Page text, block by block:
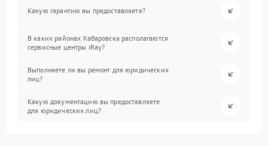
Какую гарантию вы предоставляете?
В каких районах Хабаровска располагаются
сервисные центры iRay?
Выполняете ли вы ремонт для юридических
лиц?
Какую документацию вы предоставляете
для юридических лиц?